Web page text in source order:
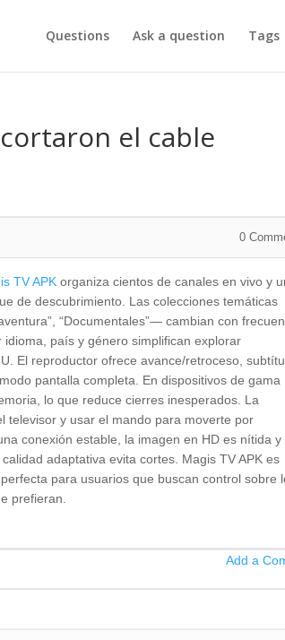
Questions Ask a question Tags
el cable
0
TV APK organiza cientos de canales en vivo y
de descubrimiento. Las colecciones temáticas
“Documentales”— cambian con
país y género simplifican explorar
El reproductor ofrece avance/retroceso,
pantalla completa. En dispositivos de gama
lo que reduce cierres inesperados. La
televisor y usar el mando para moverte por
conexión estable, la imagen en HD es nítida y
adaptativa evita cortes. Magis TV APK es
para usuarios que buscan control sobre
prefieran.
Add a